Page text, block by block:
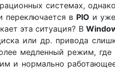
системах,
переключается в PIO и
эта ситуация? В
или др. привода
медленный режим,
и нормально